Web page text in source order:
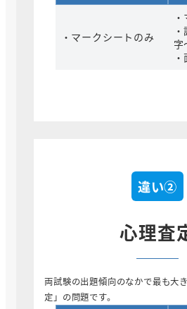
・マークシートのみ
字
違い②
心理査
両試験の出題傾向のなかで最も大
定」の問題です。